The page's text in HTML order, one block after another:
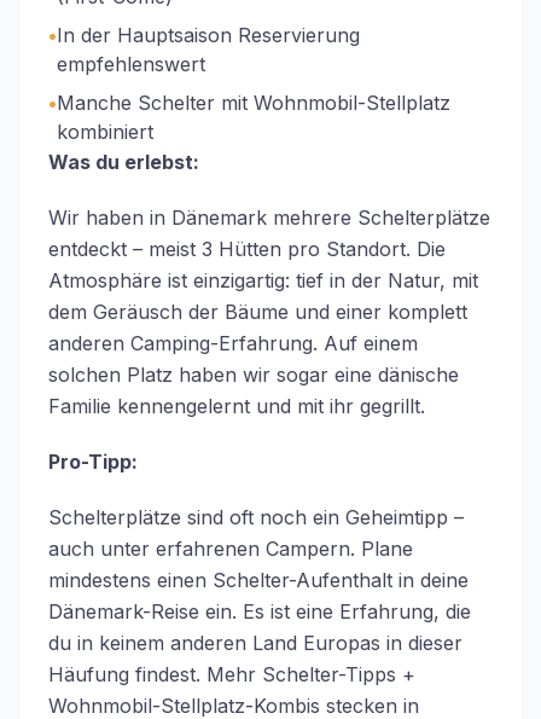
•In der Hauptsaison Reservierung
empfehlenswert
•Manche Schelter mit Wohnmobil-Stellplatz
kombiniert
Was du erlebst:
Wir haben in Dänemark mehrere Schelterplätze
entdeckt – meist 3 Hütten pro Standort. Die
Atmosphäre ist einzigartig: tief in der Natur, mit
dem Geräusch der Bäume und einer komplett
anderen Camping-Erfahrung. Auf einem
solchen Platz haben wir sogar eine dänische
Familie kennengelernt und mit ihr gegrillt.
Pro-Tipp:
Schelterplätze sind oft noch ein Geheimtipp –
auch unter erfahrenen Campern. Plane
mindestens einen Schelter-Aufenthalt in deine
Dänemark-Reise ein. Es ist eine Erfahrung, die
du in keinem anderen Land Europas in dieser
Häufung findest. Mehr Schelter-Tipps +
Wohnmobil-Stellplatz-Kombis stecken in